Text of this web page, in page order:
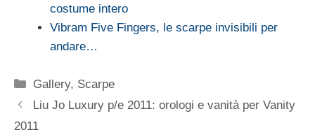
costume intero
Vibram Five Fingers, le scarpe invisibili per
andare…
Categorie
Gallery, Scarpe
Liu Jo Luxury p/e 2011: orologi e vanità per Vanity
2011